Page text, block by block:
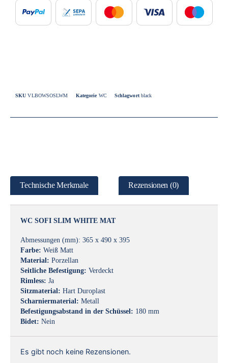
SKUVLBOWSOSLWM Kategorie WC Schlagwort black
Technische Merkmale Rezensionen (0)
WC SOFI SLIM WHITE MAT
Abmessungen (mm): 365 x 490 x 395
Farbe: Weiß Matt
Material: Porzellan
Seitliche Befestigung: Verdeckt
Rimless: Ja
Sitzmaterial: Hart Duroplast
Scharniermaterial: Metall
Befestigungsabstand in der Schüssel: 180 mm
Bidet: Nein
Es gibt noch keine Rezensionen.